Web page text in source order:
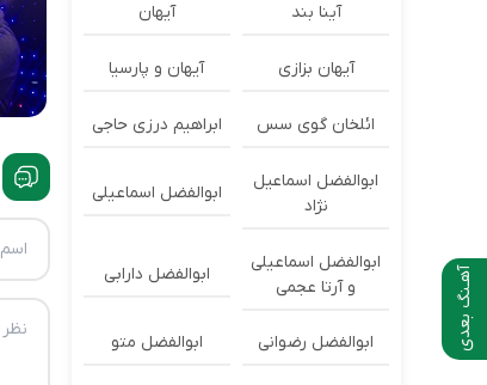
آهـنگ بعدی
آینا بند آیهان
آیهان بزازی آیهان و پارسیا
ائلخان گوی سس ابراهیم درزی حاجی
ابوالفضل اسماعیل
نژاد
ابوالفضل اسماعیلی
ابوالفضل اسماعیلی
و آرتا عجمی
ابوالفضل دارابی
ابوالفضل رضوانی ابوالفضل متو